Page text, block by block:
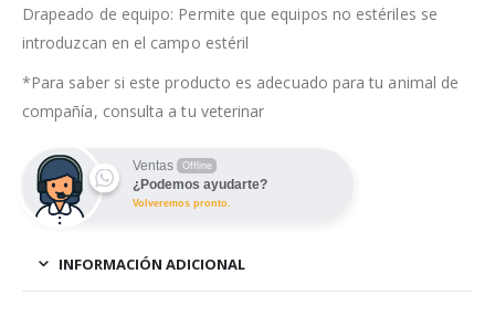
Drapeado de equipo: Permite que equipos no estériles se
introduzcan en el campo estéril
*Para saber si este producto es adecuado para tu animal de
compañía, consulta a tu veterinar
Ventas Offline
¿Podemos ayudarte?
Volveremos pronto.
INFORMACIÓN ADICIONAL